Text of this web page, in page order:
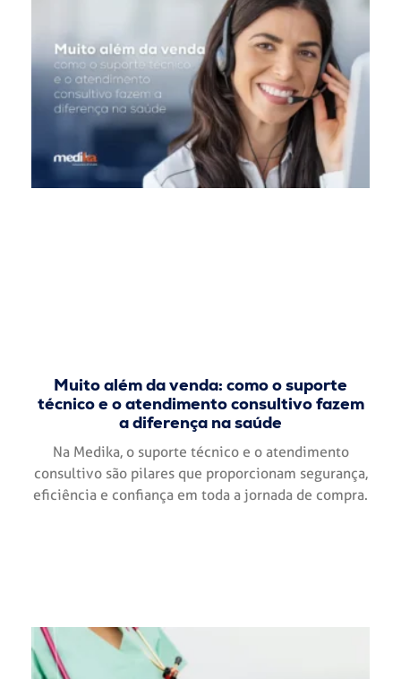
Muito além da venda: como o suporte
técnico e o atendimento consultivo fazem
a diferença na saúde
Na Medika, o suporte técnico e o atendimento
consultivo são pilares que proporcionam segurança,
eficiência e confiança em toda a jornada de compra.